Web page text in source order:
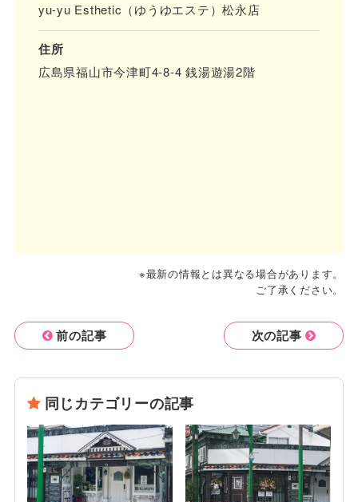
yu-yu Esthetic（ゆうゆエステ）松永店
住所
広島県福山市今津町4-8-4 銭湯遊湯2階
※最新の情報とは異なる場合があります。
ご了承ください。
前の記事 次の記事
同じカテゴリーの記事